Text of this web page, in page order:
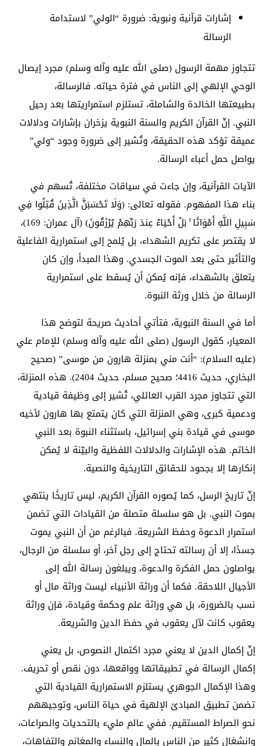
إشارات قرآنية ونبوية: ضرورة “الولي” لاستدامة
الرسالة
تتجاوز مهمة الرسول (صلى الله عليه وآله وسلم) مجرد إيصال
الوحي الإلهي إلى الناس في فترة حياته. فالرسالة،
بطبيعتها الخالدة والشاملة، تستلزم استمراريتها بعد رحيل
النبي. إنّ القرآن الكريم والسنة النبوية يزخران بإشارات ودلالات
عميقة تؤكد هذه الحقيقة، وتُشير إلى ضرورة وجود “ولي”
يواصل حمل أعباء الرسالة.
الآيات القرآنية، وإن جاءت في سياقات مختلفة، تُسهم في
بناء هذا المفهوم. فقوله تعالى: (وَلَا تَحْسَبَنَّ الَّذِينَ قُتِلُوا فِي
سَبِيلِ اللَّهِ أَمْوَاتًا ۚ بَلْ أَحْيَاءٌ عِندَ رَبِّهِمْ يُرْزَقُونَ) (آل عمران: 169)،
لا يقتصر على تكريم الشهداء، بل يُلمح إلى استمرارية الفاعلية
والتأثير حتى بعد الموت الجسدي. وهذا المبدأ، وإن كان
يتعلق بالشهداء، فإنه يُمكن أن يُسقط على استمرارية
الرسالة من خلال ورثة النبوة.
أما في السنة النبوية، فتأتي أحاديث صريحة لتوضح هذا
المعيار، كقول الرسول (صلى الله عليه وآله وسلم) للإمام علي
(عليه السلام): “أنت مني بمنزلة هارون من موسى” (صحيح
البخاري، حديث 4416؛ صحيح مسلم، حديث 2404). هذه المنزلة،
التي تتجاوز مجرد القرب العائلي، تُشير إلى وظيفة قيادية
ودعمية كبرى، وهي المنزلة التي كان يتمتع بها هارون لأخيه
موسى في قيادة بني إسرائيل، باستثناء النبوة بعد النبي
الخاتم. هذه الإشارات والدلالات اللفظية والبيّنة لا يُمكن
إنكارها إلا بجحود للحقائق التاريخية والنصية.
إنّ تاريخ الرسل، كما يُصوره القرآن الكريم، ليس تاريخًا ينتهي
بموت النبي. بل هو سلسلة متصلة من القيادات التي تضمن
استمرار الدعوة وحفظ الشريعة. فبالرغم من أن النبي يموت
جسدًا، إلا أن رسالته تحتاج إلى رجل آخر، أو سلسلة من الرجال،
يواصلون حمل الفكرة والدعوة، ويبلغون رسالة الله إلى
الأجيال اللاحقة. فكما أن وراثة الأنبياء ليست وراثة مال أو
نسب بالضرورة، بل هي وراثة علم وحكمة وقيادة، فإن وراثة
يعقوب كانت لآل يعقوب في حفظ الدين والشريعة.
إنّ إكمال الدين لا يعني مجرد اكتمال النصوص، بل يعني
إكمال الرسالة في تطبيقاتها وواقعها، دون نقص أو تحريف.
وهذا الإكمال الجوهري يستلزم الاستمرارية القيادية التي
تضمن تطبيق المبادئ الإلهية في حياة الناس، وتوجيههم
نحو الصراط المستقيم. ففي عالم مليء بالتحديات والصراعات،
وانشغال كثير من الناس بالمال والنساء والمغانم والتفاهات،